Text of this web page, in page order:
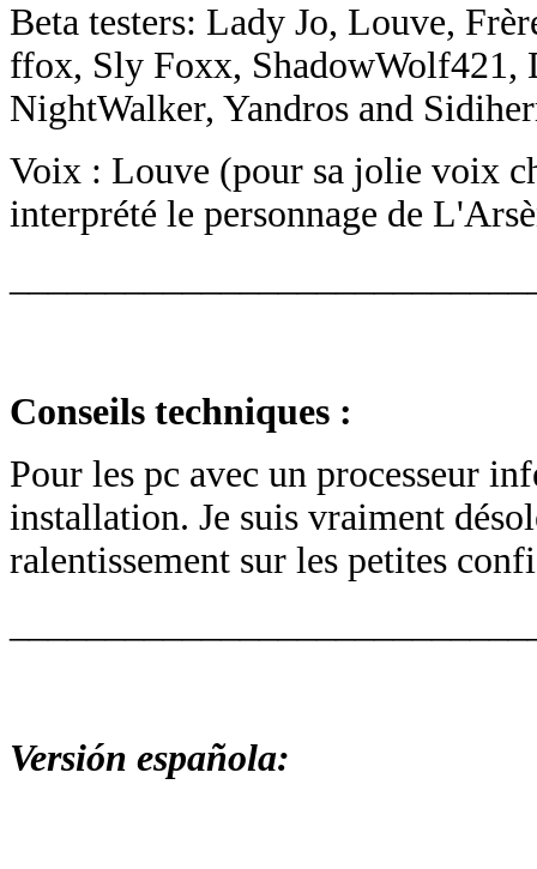
Beta testers: Lady Jo, Louve,
ffox, Sly Foxx, ShadowWolf421,
NightWalker, Yandros and
Voix : Louve (pour sa jolie voix
interprété le personnage de
Conseils techniques :
Pour les pc avec un processeur
installation. Je suis vraiment
ralentissement sur les petites
Versión española: